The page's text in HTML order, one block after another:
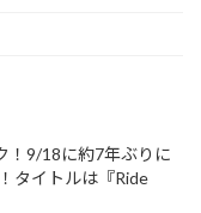
！9/18に約7年ぶりに
タイトルは『Ride